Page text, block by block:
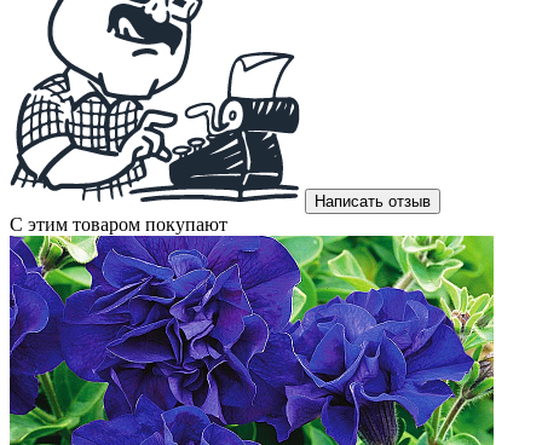
Написать отзыв
С этим товаром покупают